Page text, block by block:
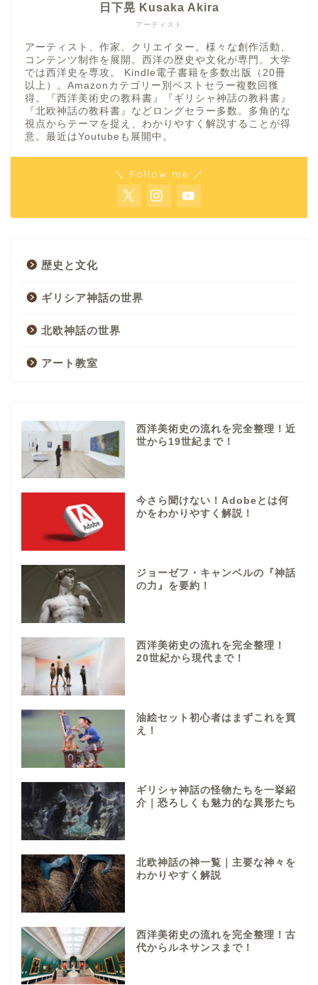
アーティスト
日下晃 Kusaka Akira
アーティスト、作家、クリエイター。様々な創作活動、
コンテンツ制作を展開。西洋の歴史や文化が専門。大学
では西洋史を専攻。 Kindle電子書籍を多数出版（20冊
以上）。Amazonカテゴリー別ベストセラー複数回獲
得。『西洋美術史の教科書』『ギリシャ神話の教科書』
『北欧神話の教科書』などロングセラー多数。多角的な
視点からテーマを捉え、わかりやすく解説することが得
意。最近はYoutubeも展開中。
＼ Follow me ／
歴史と文化
ギリシア神話の世界
北欧神話の世界
アート教室
西洋美術史の流れを完全整理！近
世から19世紀まで！
今さら聞けない！Adobeとは何
かをわかりやすく解説！
ジョーゼフ・キャンベルの『神話
の力』を要約！
西洋美術史の流れを完全整理！
20世紀から現代まで！
油絵セット初心者はまずこれを買
え！
ギリシャ神話の怪物たちを一挙紹
介｜恐ろしくも魅力的な異形たち
北欧神話の神一覧｜主要な神々を
わかりやすく解説
西洋美術史の流れを完全整理！古
代からルネサンスまで！